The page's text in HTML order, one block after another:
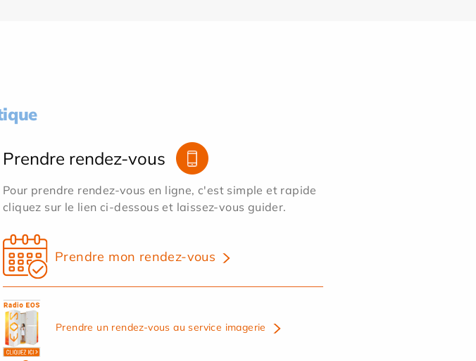
Prendre rendez-vous
Pour prendre rendez-vous en ligne, c'est simple et rapide
cliquez sur le lien ci-dessous et laissez-vous guider.
Prendre mon rendez-vous
Prendre un rendez-vous au service imagerie